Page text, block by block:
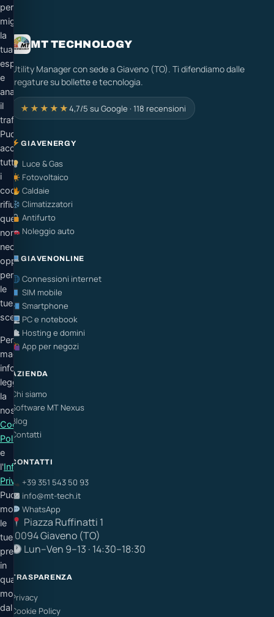
MT TECHNOLOGY
Utility Manager con sede a Giaveno (TO). Ti difendiamo dalle
fregature su bollette e tecnologia.
★★★★★4,7/5 su Google · 118 recensioni
GIAVENERGY
Luce & Gas
Fotovoltaico
Caldaie
Climatizzatori
Antifurto
Noleggio auto
GIAVENONLINE
Connessioni internet
SIM mobile
Smartphone
PC e notebook
Hosting e domini
App per negozi
AZIENDA
Chi siamo
Software MT Nexus
Blog
Contatti
CONTATTI
+39 351 543 50 93
info@mt-tech.it
WhatsApp
Piazza Ruffinatti 1
10094 Giaveno (TO)
Lun–Ven 9–13 · 14:30–18:30
TRASPARENZA
Privacy
Cookie Policy
per
migliorare
la
tua
esperienza
e
analizzare
il
traffico.
Puoi
accettare
tutti
i
cookie,
rifiutare
quelli
non
necessari
oppure
personalizzare
le
tue
scelte.
Per
maggiori
informazioni
leggi
la
nostra
Cookie
Policy
e
l'Informativa
Privacy.
Puoi
modificare
le
tue
preferenze
in
qualsiasi
momento
dal